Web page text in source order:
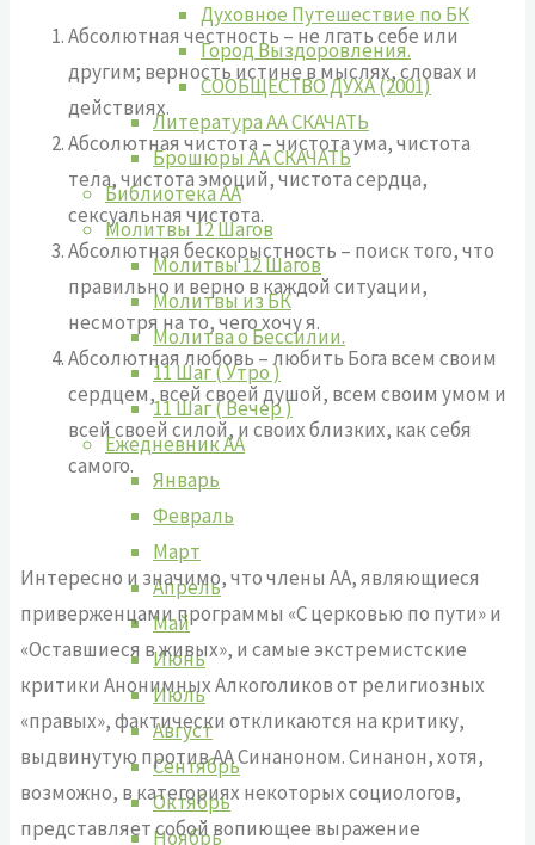
Духовное Путешествие по БК
Город Выздоровления.
СООБЩЕСТВО ДУХА (2001)
Литература АА СКАЧАТЬ
Брошюры АА СКАЧАТЬ
Библиотека АА
Молитвы 12 Шагов
Молитвы 12 Шагов
Молитвы из БК
Молитва о Бессилии.
11 Шаг ( Утро )
11 Шаг ( Вечер )
Ежедневник АА
Январь
Февраль
Март
Апрель
Май
Июнь
Июль
Август
Сентябрь
Октябрь
Ноябрь
Абсолютная честность – не лгать себе или
другим; верность истине в мыслях, словах и
действиях.
Абсолютная чистота – чистота ума, чистота
тела, чистота эмоций, чистота сердца,
сексуальная чистота.
Абсолютная бескорыстность – поиск того, что
правильно и верно в каждой ситуации,
несмотря на то, чего хочу я.
Абсолютная любовь – любить Бога всем своим
сердцем, всей своей душой, всем своим умом и
всей своей силой, и своих близких, как себя
самого.
Интересно и значимо, что члены АА, являющиеся
приверженцами программы «С церковью по пути» и
«Оставшиеся в живых», и самые экстремистские
критики Анонимных Алкоголиков от религиозных
«правых», фактически откликаются на критику,
выдвинутую против АА Синаноном. Синанон, хотя,
возможно, в категориях некоторых социологов,
представляет собой вопиющее выражение